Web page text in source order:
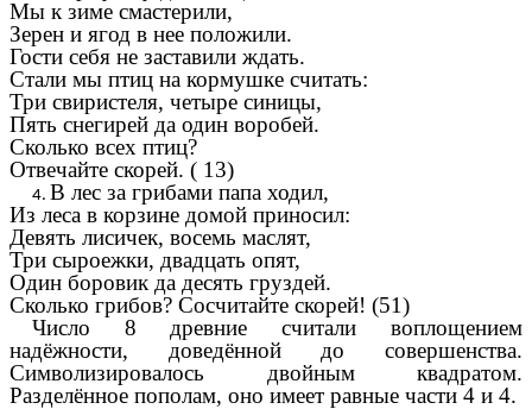
Мы к зиме смастерили,
Зерен и ягод в нее положили.
Гости себя не заставили ждать.
Стали мы птиц на кормушке считать:
Три свиристеля, четыре синицы,
Пять снегирей да один воробей.
Сколько всех птиц?
Отвечайте скорей. ( 13)
В лес за грибами папа ходил,
Из леса в корзине домой приносил:
Девять лисичек, восемь маслят,
Три сыроежки, двадцать опят,
Один боровик да десять груздей.
Сколько грибов? Сосчитайте скорей! (51)
Число 8 древние считали воплощением
надёжности, доведённой до совершенства.
Символизировалось двойным квадратом.
Разделённое пополам, оно имеет равные части 4 и 4.